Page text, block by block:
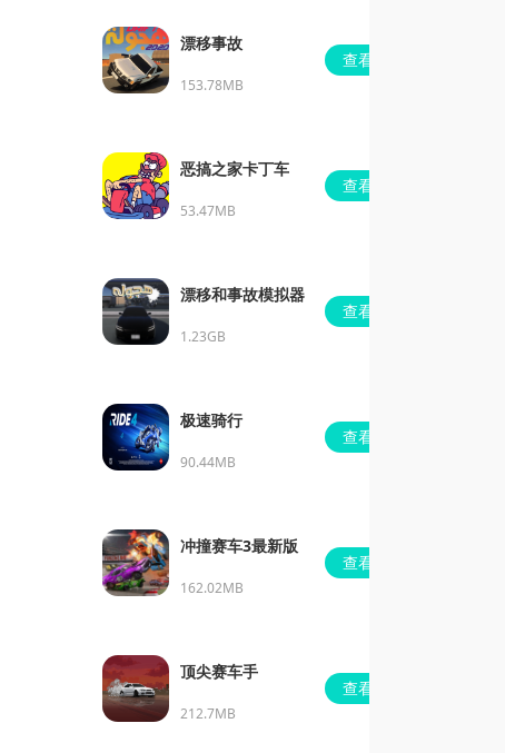
漂移事故
153.78MB
查看
恶搞之家卡丁车
53.47MB
查看
漂移和事故模拟器
1.23GB
查看
极速骑行
90.44MB
查看
冲撞赛车3最新版
162.02MB
查看
顶尖赛车手
212.7MB
查看